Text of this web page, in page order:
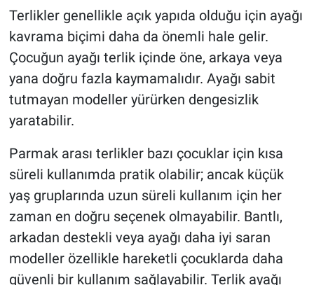
Terlikler genellikle açık yapıda olduğu için ayağı
kavrama biçimi daha da önemli hale gelir.
Çocuğun ayağı terlik içinde öne, arkaya veya
yana doğru fazla kaymamalıdır. Ayağı sabit
tutmayan modeller yürürken dengesizlik
yaratabilir.
Parmak arası terlikler bazı çocuklar için kısa
süreli kullanımda pratik olabilir; ancak küçük
yaş gruplarında uzun süreli kullanım için her
zaman en doğru seçenek olmayabilir. Bantlı,
arkadan destekli veya ayağı daha iyi saran
modeller özellikle hareketli çocuklarda daha
güvenli bir kullanım sağlayabilir. Terlik ayağı